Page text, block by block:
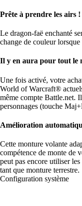
Prête à prendre les airs !
Le dragon-faë enchanté
change de couleur
Il y en aura pour tout le
Une fois activé, votre
World of Warcraft®
même compte Battle.net.
personnages (touche
Amélioration
Cette monture volante
compétence de monte de
peut pas encore utiliser
tant que monture terrestre.
Configuration système